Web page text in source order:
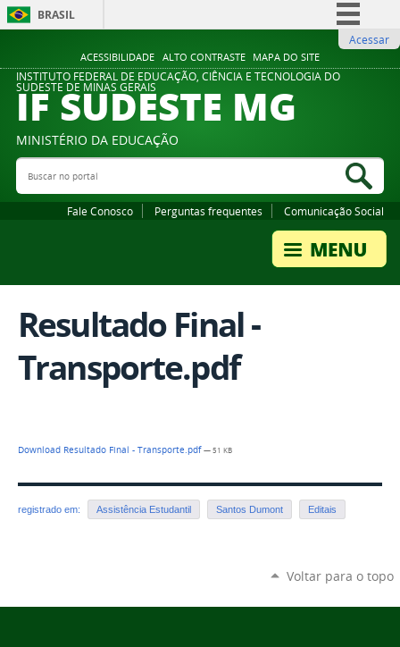
ACESSIBILIDADE ALTO CONTRASTE MAPA DO SITE
BRASIL
Comunica BR
Participe
Legislação
Acessar
INSTITUTO FEDERAL DE EDUCAÇÃO, CIÊNCIA E TECNOLOGIA DO
SUDESTE DE MINAS GERAIS
IF SUDESTE MG
MINISTÉRIO DA EDUCAÇÃO
Buscar no portal
Fale Conosco Perguntas frequentes Comunicação Social
Resultado Final -
Transporte.pdf
Download Resultado Final - Transporte.pdf— 51 KB
registrado em: Assistência Estudantil Santos Dumont Editais
Voltar para o topo